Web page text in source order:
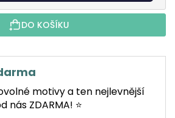
DO KOŠÍKU
motivy a ten nejlevnější
ZDARMA! ⭐